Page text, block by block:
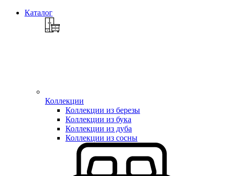
Каталог
Коллекции
Коллекции из березы
Коллекции из бука
Коллекции из дуба
Коллекции из сосны